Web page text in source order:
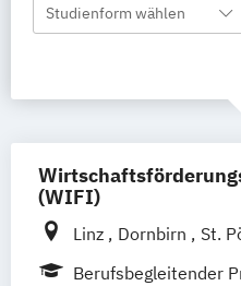
Studienform wählen
(WIFI)
Linz Dornbirn St.
Berlin
Krems
Berufsbegleitender